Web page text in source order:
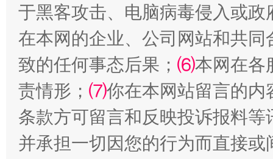
揭批美国五大"原罪" "炒
于黑客攻击、电脑病毒侵入或
在本网的企业、公司网站和共
致的任何事态后果； ⑹本网在各
责情形； ⑺你在本网站留言的内
条款方可留言和反映投诉报料
并承担一切因您的行为而直接